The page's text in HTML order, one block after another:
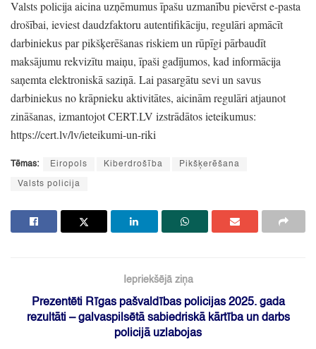
Valsts policija aicina uzņēmumus īpašu uzmanību pievērst e-pasta
drošībai, ieviest daudzfaktoru autentifikāciju, regulāri apmācīt
darbiniekus par pikšķerēšanas riskiem un rūpīgi pārbaudīt
maksājumu rekvizītu maiņu,īpaši gadījumos, kad informācija
saņemta elektroniskā saziņā. Lai pasargātu sevi un savus
darbiniekus no krāpnieku aktivitātes, aicinām regulāri atjaunot
zināšanas, izmantojot CERT.LV izstrādātos ieteikumus:
https://cert.lv/lv/ieteikumi-un-riki
Tēmas: Eiropols Kiberdrošība Pikšķerēšana
Valsts policija
Iepriekšējā ziņa
Prezentēti Rīgas pašvaldības policijas 2025. gada
rezultāti – galvaspilsētā sabiedriskā kārtība un darbs
policijā uzlabojas